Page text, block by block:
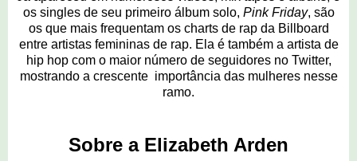
os singles de seu primeiro álbum solo, Pink Friday, são
os que mais frequentam os charts de rap da Billboard
entre artistas femininas de rap. Ela é também a artista de
hip hop com o maior número de seguidores no Twitter,
mostrando a crescente importância das mulheres nesse
ramo.
Sobre a Elizabeth Arden